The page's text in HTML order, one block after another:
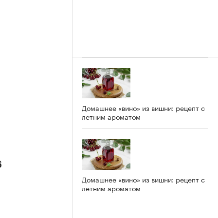
Домашнее «вино» из вишни: рецепт с
летним ароматом
Домашнее «вино» из вишни: рецепт с
летним ароматом